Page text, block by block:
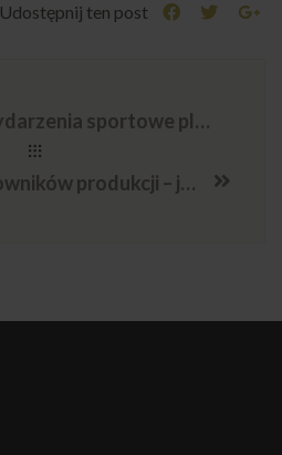
Udostępnij ten post
Catering na wydarzenia sportowe plenerowe – co sprawdza się najlepiej
Posiłki dla pracowników produkcji – jak je zorganizować